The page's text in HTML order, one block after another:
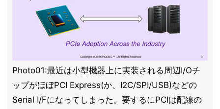
Photo01:最近は小型機器上に実装される周辺I/Oチ
ップがほぼPCI Express(か、I2C/SPI/USB)などの
Serial I/Fになってしまった。要するにPCIは配線の